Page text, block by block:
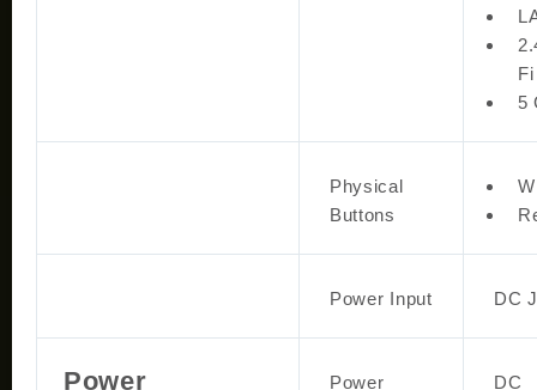
Fi
5
Physical
Buttons
Power Input DC
Power
Power
DC